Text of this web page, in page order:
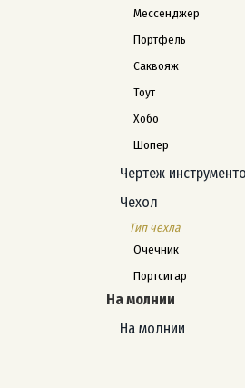
Мессенджер
Портфель
Саквояж
Тоут
Хобо
Шопер
Чертеж
Чехол
Тип чехла
Очечник
Портсигар
На молнии
На молнии